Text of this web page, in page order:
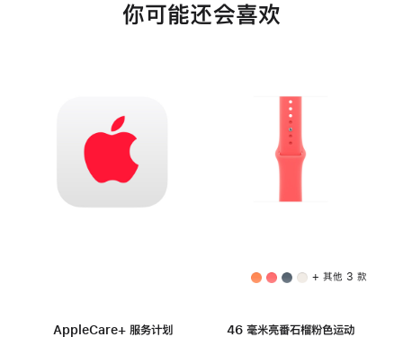
你可能还会喜欢
AppleCare+ 服务计划
+ 其他 3 款
46 毫米亮番石榴粉色运动